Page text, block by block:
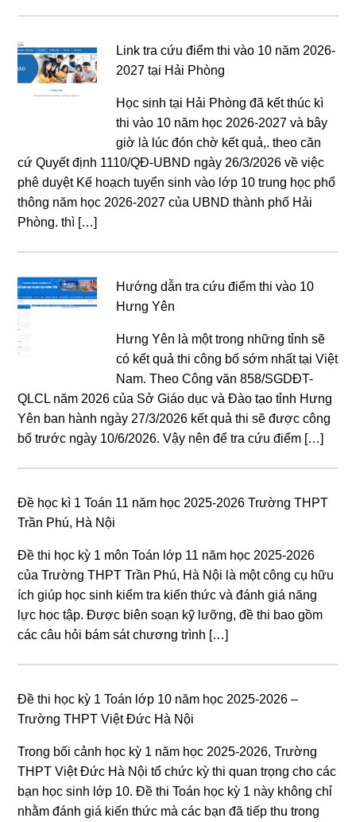
Link tra cứu điểm thi vào 10 năm 2026-
2027 tại Hải Phòng
Học sinh tại Hải Phòng đã kết thúc kì
thi vào 10 năm học 2026-2027 và bây
giờ là lúc đón chờ kết quả,. theo căn
cứ Quyết định 1110/QĐ-UBND ngày 26/3/2026 về việc
phê duyệt Kế hoạch tuyển sinh vào lớp 10 trung học phổ
thông năm học 2026-2027 của UBND thành phố Hải
Phòng. thì […]
Hướng dẫn tra cứu điểm thi vào 10
Hưng Yên
Hưng Yên là một trong những tỉnh sẽ
có kết quả thi công bố sớm nhất tại Việt
Nam. Theo Công văn 858/SGDĐT-
QLCL năm 2026 của Sở Giáo dục và Đào tạo tỉnh Hưng
Yên ban hành ngày 27/3/2026 kết quả thi sẽ được công
bố trước ngày 10/6/2026. Vậy nên để tra cứu điểm […]
Đề học kì 1 Toán 11 năm học 2025-2026 Trường THPT
Trần Phú, Hà Nội
Đề thi học kỳ 1 môn Toán lớp 11 năm học 2025-2026
của Trường THPT Trần Phú, Hà Nội là một công cụ hữu
ích giúp học sinh kiểm tra kiến thức và đánh giá năng
lực học tập. Được biên soạn kỹ lưỡng, đề thi bao gồm
các câu hỏi bám sát chương trình […]
Đề thi học kỳ 1 Toán lớp 10 năm học 2025-2026 –
Trường THPT Việt Đức Hà Nội
Trong bối cảnh học kỳ 1 năm học 2025-2026, Trường
THPT Việt Đức Hà Nội tổ chức kỳ thi quan trọng cho các
bạn học sinh lớp 10. Đề thi Toán học kỳ 1 này không chỉ
nhằm đánh giá kiến thức mà các bạn đã tiếp thu trong